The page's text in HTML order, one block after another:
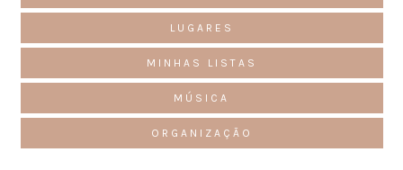
LUGARES
MINHAS LISTAS
MÚSICA
ORGANIZAÇÃO